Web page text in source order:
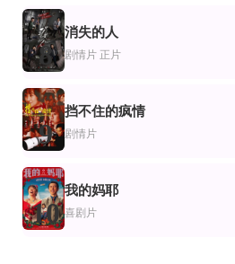
8
消失的人
剧情片 正片
9
挡不住的疯情
剧情片
10
我的妈耶
喜剧片